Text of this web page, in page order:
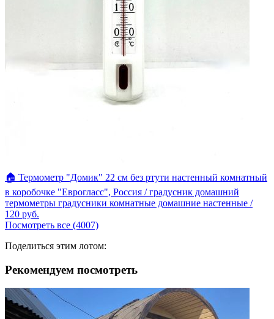
🏠 Термометр "Домик" 22 см без ртути настенный комнатный
в коробочке "Еврогласс", Россия / градусник домашний
термометры градусники комнатные домашние настенные /
120 руб.
Посмотреть все (4007)
Поделиться этим лотом:
Рекомендуем посмотреть